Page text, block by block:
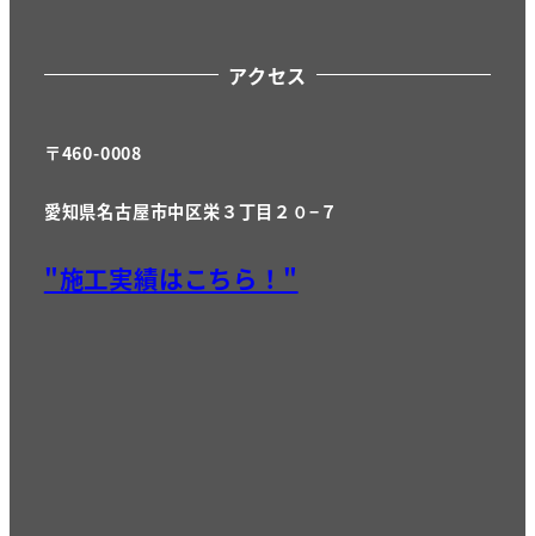
アクセス
〒460-0008
愛知県名古屋市中区栄３丁目２０−７
"施工実績はこちら！"